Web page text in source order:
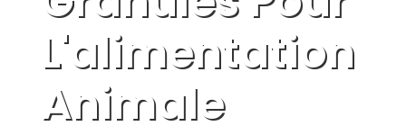
L'alimentation
Animale